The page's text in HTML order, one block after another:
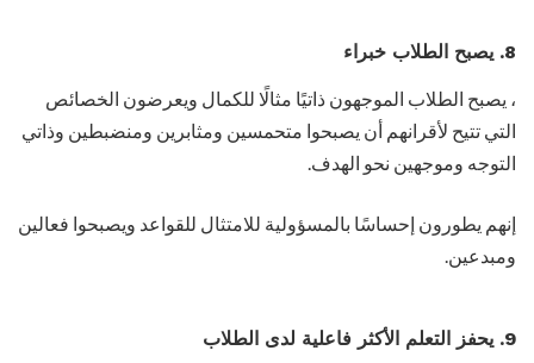
8. يصبح الطلاب خبراء
، يصبح الطلاب الموجهون ذاتيًا مثالًا للكمال ويعرضون الخصائص
التي تتيح لأقرانهم أن يصبحوا متحمسين ومثابرين ومنضبطين وذاتي
التوجه وموجهين نحو الهدف.
إنهم يطورون إحساسًا بالمسؤولية للامتثال للقواعد ويصبحوا فعالين
ومبدعين.
9. يحفز التعلم الأكثر فاعلية لدى الطلاب